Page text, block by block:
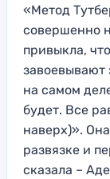
«Метод
совершенно
привыкла,
завоевывают
на самом
будет. Все
наверх)».
развязке и
сказала –